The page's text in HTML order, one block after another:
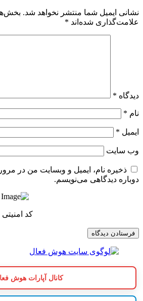
نشانی ایمیل شما منتشر نخواهد شد.
علامت‌گذاری شده‌اند *
دیدگاه *
نام *
ایمیل *
وب‌ سایت
ذخیره نام، ایمیل و وبسایت من در
دوباره دیدگاهی می‌نویسم.
کد امنیتی
کانال آپارات هوش